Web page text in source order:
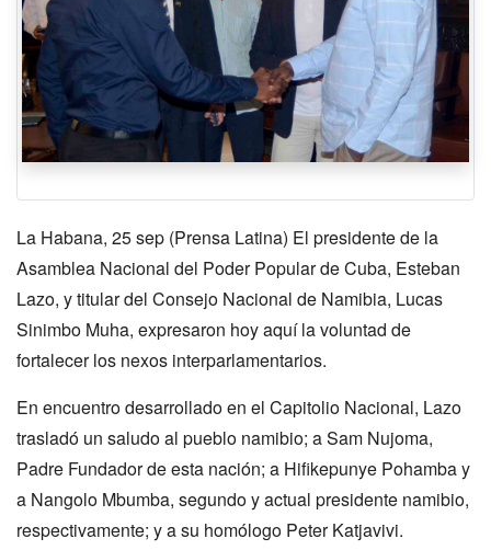
La Habana, 25 sep (Prensa Latina) El presidente de la
Asamblea Nacional del Poder Popular de Cuba, Esteban
Lazo, y titular del Consejo Nacional de Namibia, Lucas
Sinimbo Muha, expresaron hoy aquí la voluntad de
fortalecer los nexos interparlamentarios.
En encuentro desarrollado en el Capitolio Nacional, Lazo
trasladó un saludo al pueblo namibio; a Sam Nujoma,
Padre Fundador de esta nación; a Hifikepunye Pohamba y
a Nangolo Mbumba, segundo y actual presidente namibio,
respectivamente; y a su homólogo Peter Katjavivi.